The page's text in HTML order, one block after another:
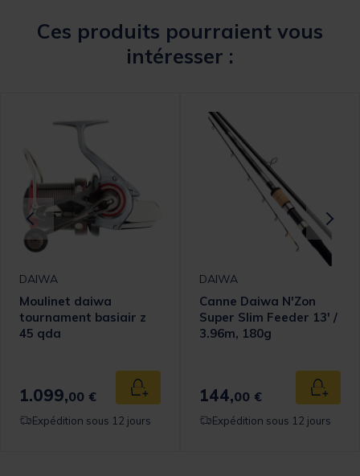
Ces produits pourraient vous
intéresser :
panier
DAIWA
Moulinet daiwa
tournament basiair z
45 qda
1.099,00 € Ajouter au panier
Expédition sous 12 jours
DAIWA
Canne Daiwa N'Zon
Super Slim Feeder 13' /
3.96m, 180g
144,00 €
Expédition sous 12 jours